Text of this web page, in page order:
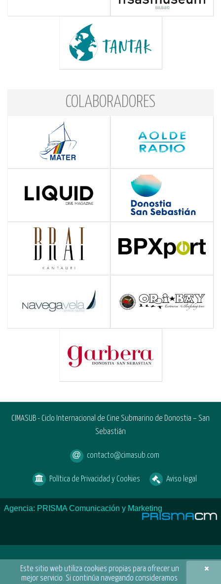
×
Este sitio web utiliza cookies propias para ofrecer un
mejor servicio. Si continúa navegando consideramos
COLABORADORES
CIMASUB - Ciclo Internacional de Cine Submarino de Donostia – San
Sebastián
contacto@cimasub.com
Política de Privacidad y Cookies Aviso legal
Agencia: PRISMA Comunicación y Marketing